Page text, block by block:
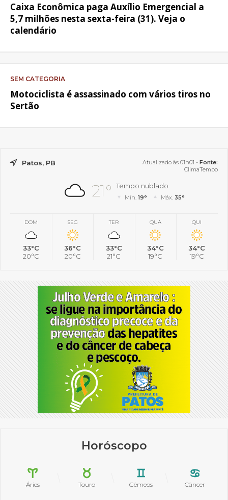
Caixa Econômica paga Auxílio Emergencial a
5,7 milhões nesta sexta-feira (31). Veja o
calendário
SEM CATEGORIA
Motociclista é assassinado com vários tiros no
Sertão
Patos, PB Atualizado às 01h01 - Fonte:
ClimaTempo
21° Tempo nublado
Mín.19° Máx. 35°
DOM
33°C
20°C
SEG
36°C
20°C
TER
33°C
21°C
QUA
34°C
19°C
QUI
34°C
19°C
Horóscopo
Áries Touro Gêmeos Câncer